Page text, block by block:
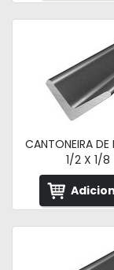
CANTONEIRA DE
1/2 X 1/8